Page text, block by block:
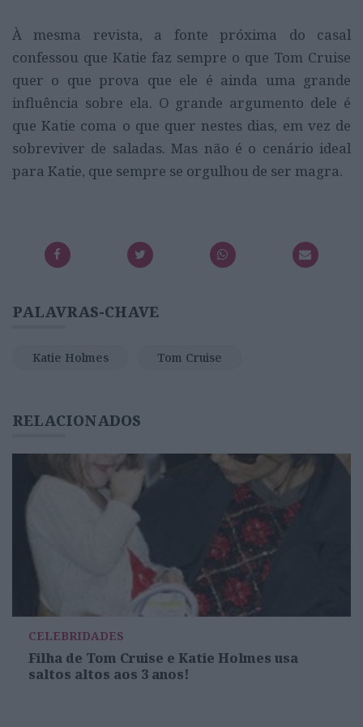
À mesma revista, a fonte próxima do casal
confessou que Katie faz sempre o que Tom Cruise
quer o que prova que ele é ainda uma grande
influência sobre ela. O grande argumento dele é
que Katie coma o que quer nestes dias, em vez de
sobreviver de saladas. Mas não é o cenário ideal
para Katie, que sempre se orgulhou de ser magra.
PALAVRAS-CHAVE
Katie Holmes Tom Cruise
RELACIONADOS
CELEBRIDADES
Filha de Tom Cruise e Katie Holmes usa
saltos altos aos 3 anos!